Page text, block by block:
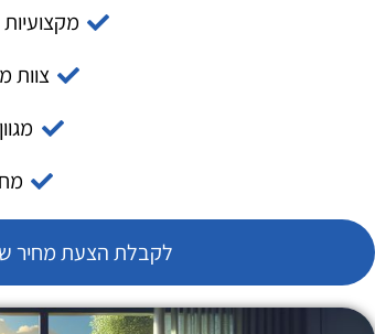
מקצועיות
צוות
לקבלת הצעת מחיר